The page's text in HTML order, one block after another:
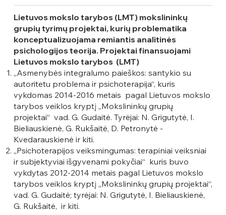
Lietuvos mokslo tarybos (LMT) mokslininkų
grupių tyrimų projektai, kurių problematika
konceptualizuojama remiantis analitinės
psichologijos teorija. Projektai finansuojami
Lietuvos mokslo tarybos (LMT)
„Asmenybės integralumo paieškos: santykio su
autoritetu problema ir psichoterapija“, kuris
vykdomas 2014-2016 metais pagal Lietuvos mokslo
tarybos veiklos kryptį „Mokslininkų grupių
projektai“ vad. G. Gudaitė. Tyrėjai: N. Grigutytė, I.
Bieliauskienė, G. Rukšaitė, D. Petronytė -
Kvedarauskienė ir kiti.
„Psichoterapijos veiksmingumas: terapiniai veiksniai
ir subjektyviai išgyvenami pokyčiai“ kuris buvo
vykdytas 2012-2014 metais pagal Lietuvos mokslo
tarybos veiklos kryptį „Mokslininkų grupių projektai“,
vad. G. Gudaitė; tyrėjai: N. Grigutytė, I. Bieliauskienė,
G. Rukšaitė, ir kiti.